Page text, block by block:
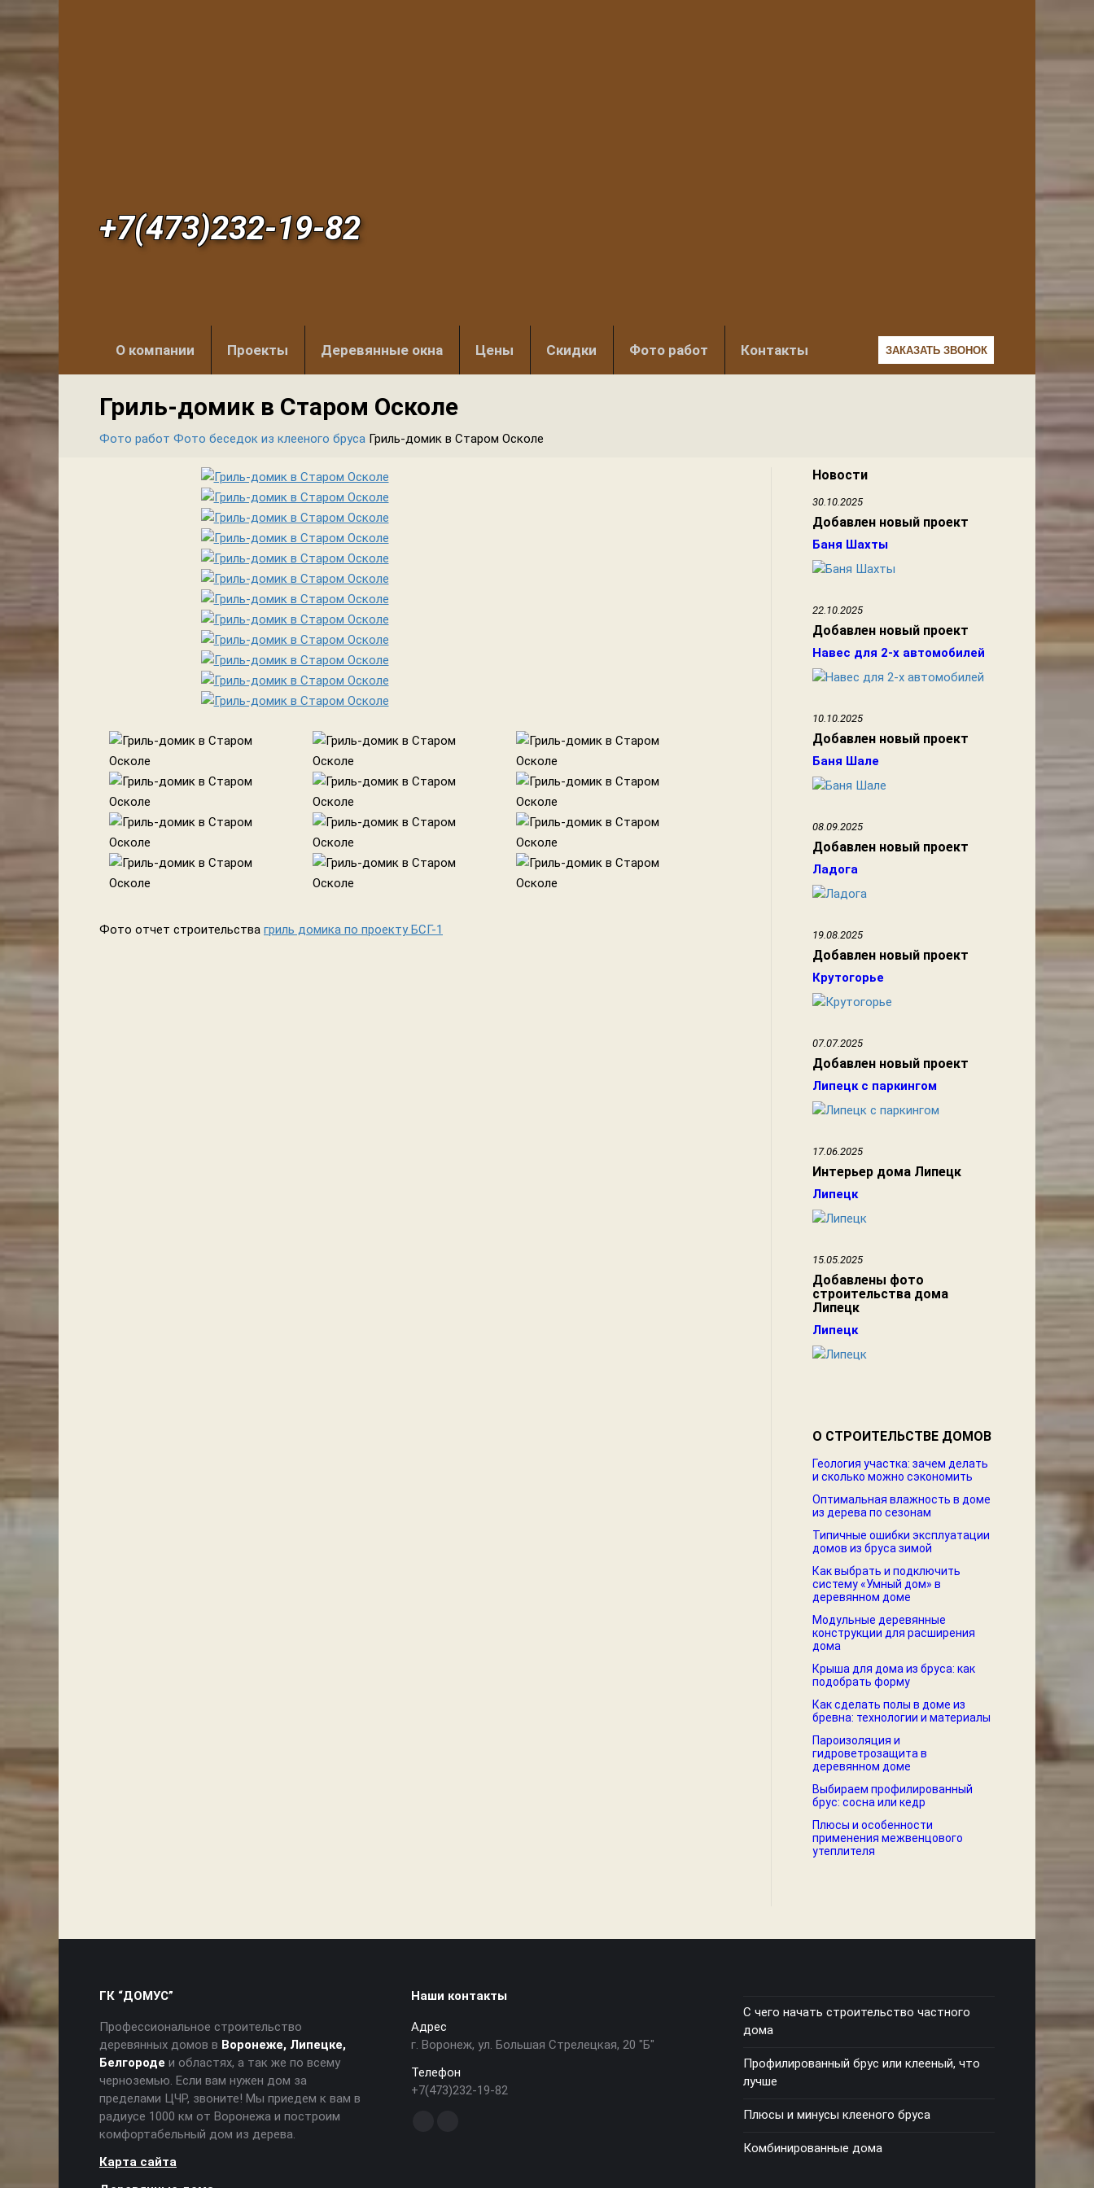
+7(473)232-19-82
О компании Проекты Деревянные окна Цены Скидки Фото работ Контакты ЗАКАЗАТЬ ЗВОНОК
Гриль-домик в Старом Осколе
Фото работ Фото беседок из клееного бруса Гриль-домик в Старом Осколе
Фото отчет строительства гриль домика по проекту БСГ-1
Новости
30.10.2025
Добавлен новый проект
Баня Шахты
22.10.2025
Добавлен новый проект
Навес для 2-х автомобилей
10.10.2025
Добавлен новый проект
Баня Шале
08.09.2025
Добавлен новый проект
Ладога
19.08.2025
Добавлен новый проект
Крутогорье
07.07.2025
Добавлен новый проект
Липецк с паркингом
17.06.2025
Интерьер дома Липецк
Липецк
15.05.2025
Добавлены фото
строительства дома
Липецк
Липецк
О СТРОИТЕЛЬСТВЕ ДОМОВ
Геология участка: зачем делать
и сколько можно сэкономить
Оптимальная влажность в доме
из дерева по сезонам
Типичные ошибки эксплуатации
домов из бруса зимой
Как выбрать и подключить
систему «Умный дом» в
деревянном доме
Модульные деревянные
конструкции для расширения
дома
Крыша для дома из бруса: как
подобрать форму
Как сделать полы в доме из
бревна: технологии и материалы
Пароизоляция и
гидроветрозащита в
деревянном доме
Выбираем профилированный
брус: сосна или кедр
Плюсы и особенности
применения межвенцового
утеплителя
ГК “ДОМУС”
Профессиональное строительство
деревянных домов в Воронеже, Липецке,
Белгороде и областях, а так же по всему
черноземью. Если вам нужен дом за
пределами ЦЧР, звоните! Мы приедем к вам в
радиусе 1000 км от Воронежа и построим
комфортабельный дом из дерева.
Карта сайта
Наши контакты
Адрес
г. Воронеж, ул. Большая Стрелецкая, 20 "Б"
Телефон
+7(473)232-19-82
С чего начать строительство частного
дома
Профилированный брус или клееный, что
лучше
Плюсы и минусы клееного бруса
Комбинированные дома